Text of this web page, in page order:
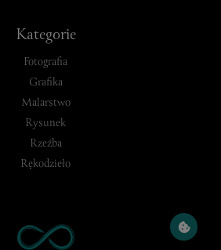
Kategorie
Fotografia
Grafika
Malarstwo
Rysunek
Rzeźba
Rękodzieło